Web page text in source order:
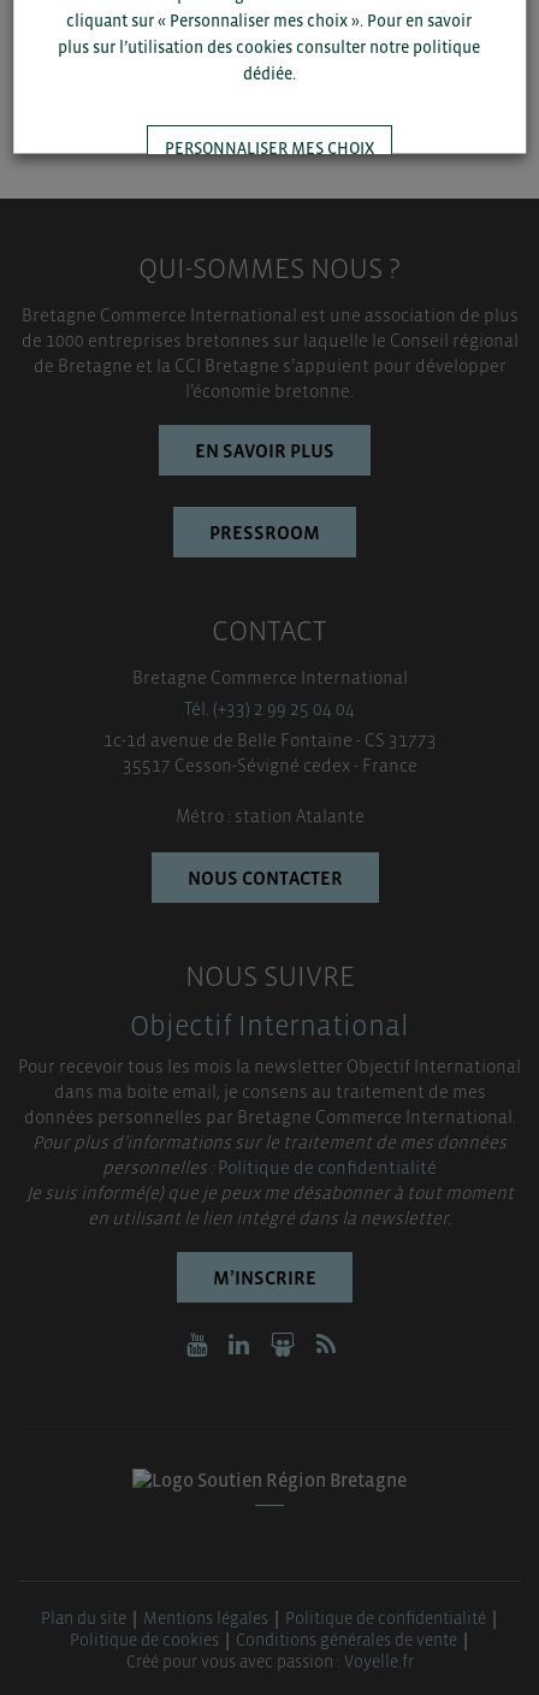
SAUVEGARDER
QUI-SOMMES NOUS ?
Bretagne Commerce International est une association de plus
de 1000 entreprises bretonnes sur laquelle le Conseil régional
de Bretagne et la CCI Bretagne s’appuient pour développer
l’économie bretonne.
EN SAVOIR PLUS
PRESSROOM
CONTACT
Bretagne Commerce International
Tél. (+33) 2 99 25 04 04
1c-1d avenue de Belle Fontaine - CS 31773
35517 Cesson-Sévigné cedex - France
Métro : station Atalante
NOUS CONTACTER
NOUS SUIVRE
Objectif International
Pour recevoir tous les mois la newsletter Objectif International
dans ma boite email, je consens au traitement de mes
données personnelles par Bretagne Commerce International.
Pour plus d’informations sur le traitement de mes données
personnelles :Politique de confidentialité
Je suis informé(e) que je peux me désabonner à tout moment
en utilisant le lien intégré dans la newsletter.
M’INSCRIRE
Plan du site Mentions légales
Politique de confidentialité
Politique de cookies
Conditions générales de vente
Créé pour vous avec passion : Voyelle.fr
cliquant sur « Personnaliser mes choix ». Pour en savoir
plus sur l’utilisation des cookies consulter notre politique
dédiée.
PERSONNALISER MES CHOIX